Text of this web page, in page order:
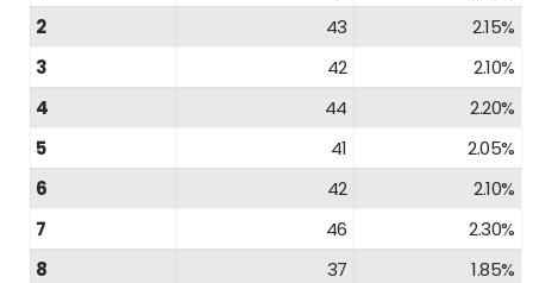
2
43
2.15%
3
42
2.10%
4
44
2.20%
5
41
2.05%
6
42
2.10%
7
46
2.30%
8
37
1.85%